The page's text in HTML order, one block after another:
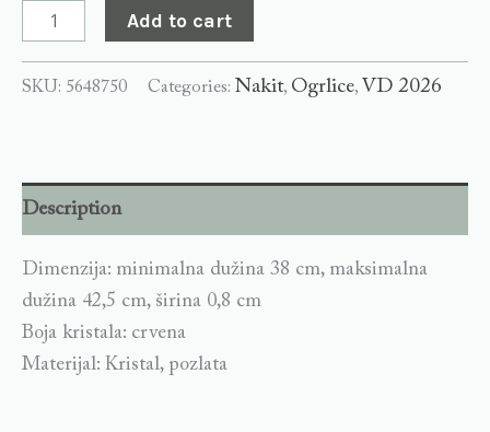
Add to cart
SKU: 5648750 Categories: Nakit, Ogrlice, VD 2026
Description
Dimenzija: minimalna dužina 38 cm, maksimalna
dužina 42,5 cm, širina 0,8 cm
Boja kristala: crvena
Materijal: Kristal, pozlata